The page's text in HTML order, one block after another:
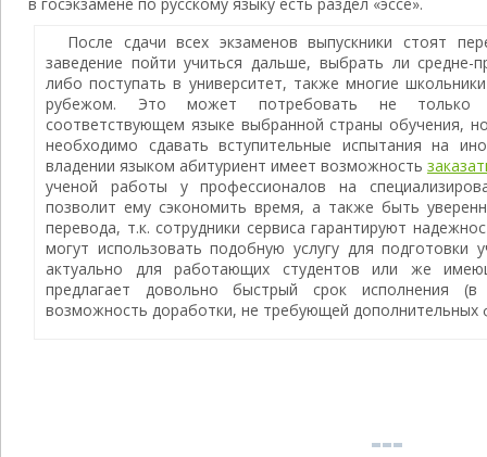
После сдачи всех экзаменов выпускники стоят
заведение пойти учиться дальше, выбрать ли средне-
либо поступать в университет, также многие
рубежом. Это может потребовать не только
соответствующем языке выбранной страны обучения,
необходимо сдавать вступительные испытания на
владении языком абитуриент имеет возможность
ученой работы у профессионалов на
позволит ему сэкономить время, а также быть
перевода, т.к. сотрудники сервиса гарантируют
могут использовать подобную услугу для подготовки
актуально для работающих студентов или же
предлагает довольно быстрый срок исполнения
возможность доработки, не требующей дополнительных